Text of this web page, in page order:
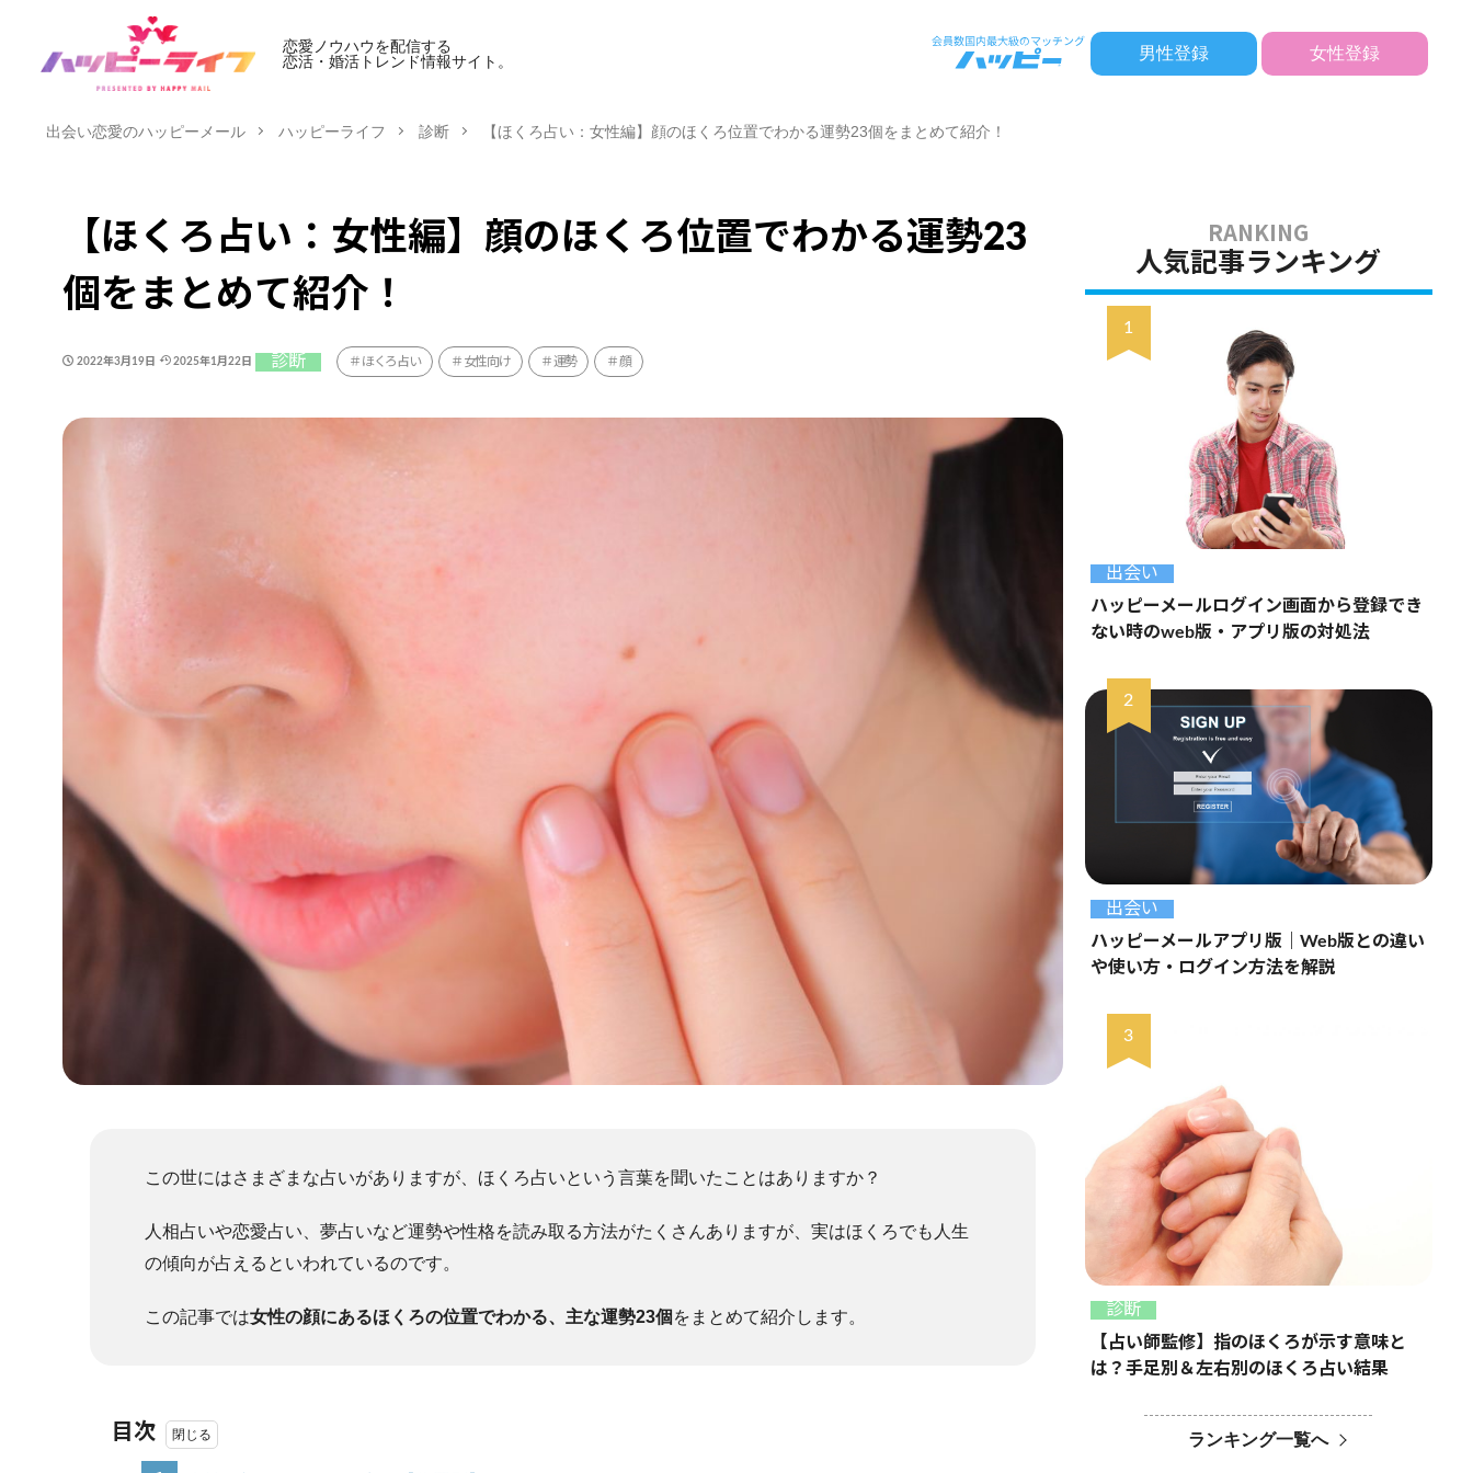
恋愛ノウハウを配信する
恋活・婚活トレンド情報サイト。
男性登録 女性登録
出会い恋愛のハッピーメール ハッピーライフ 診断 【ほくろ占い：女性編】顔のほくろ位置でわかる運勢23個をまとめて紹介！
【ほくろ占い：女性編】顔のほくろ位置でわかる運勢23
個をまとめて紹介！
2022年3月19日 2025年1月22日 診断 ほくろ占い 女性向け 運勢 顔
この世にはさまざまな占いがありますが、ほくろ占いという言葉を聞いたことはありますか？
人相占いや恋愛占い、夢占いなど運勢や性格を読み取る方法がたくさんありますが、実はほくろでも人生
の傾向が占えるといわれているのです。
この記事では女性の顔にあるほくろの位置でわかる、主な運勢23個 をまとめて紹介します。
目次
人気記事ランキング
出会い
ハッピーメールログイン画面から登録でき
ない時のweb版・アプリ版の対処法
出会い
ハッピーメールアプリ版｜Web版との違い
や使い方・ログイン方法を解説
診断
【占い師監修】指のほくろが示す意味と
は？手足別＆左右別のほくろ占い結果
ランキング一覧へ